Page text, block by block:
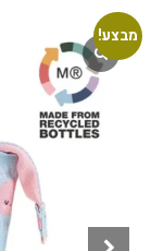
מבצע!